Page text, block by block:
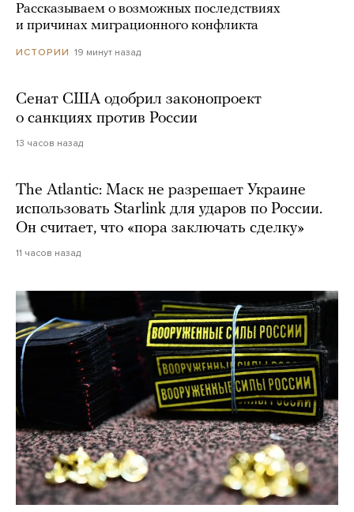
Рассказываем о возможных последствиях
и причинах миграционного конфликта
ИСТОРИИ 19 минут назад
Сенат США одобрил законопроект
о санкциях против России
13 часов назад
The Atlantic: Маск не разрешает Украине
использовать Starlink для ударов по России.
Он считает, что «пора заключать сделку»
11 часов назад